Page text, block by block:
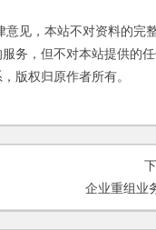
，本站不对资料的完
务，但不对本站提供的
版权归原作者所有。
企业重组业